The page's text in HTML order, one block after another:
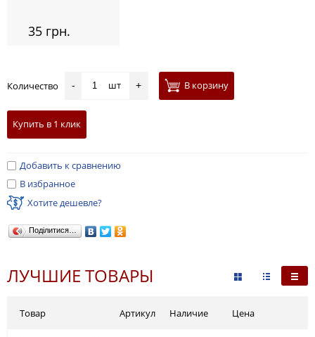
35 грн.
Количество - шт + В корзину
Купить в 1 клик
Добавить к сравнению
В избранное
Хотите дешевле?
Поділитися…
ЛУЧШИЕ ТОВАРЫ
Товар Артикул Наличие Цена